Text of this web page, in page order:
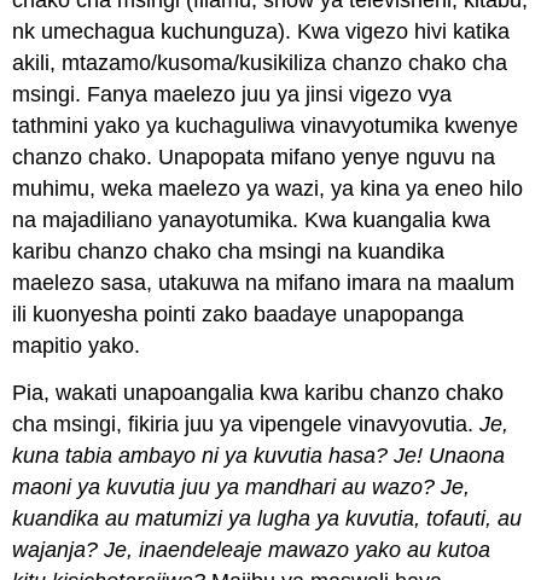
nk umechagua kuchunguza). Kwa vigezo hivi katika
akili, mtazamo/kusoma/kusikiliza chanzo chako cha
msingi. Fanya maelezo juu ya jinsi vigezo vya
tathmini yako ya kuchaguliwa vinavyotumika kwenye
chanzo chako. Unapopata mifano yenye nguvu na
muhimu, weka maelezo ya wazi, ya kina ya eneo hilo
na majadiliano yanayotumika. Kwa kuangalia kwa
karibu chanzo chako cha msingi na kuandika
maelezo sasa, utakuwa na mifano imara na maalum
ili kuonyesha pointi zako baadaye unapopanga
mapitio yako.
Pia, wakati unapoangalia kwa karibu chanzo chako
cha msingi, fikiria juu ya vipengele vinavyovutia.Je,
kuna tabia ambayo ni ya kuvutia hasa? Je! Unaona
maoni ya kuvutia juu ya mandhari au wazo? Je,
kuandika au matumizi ya lugha ya kuvutia, tofauti, au
wajanja? Je, inaendeleaje mawazo yako au kutoa